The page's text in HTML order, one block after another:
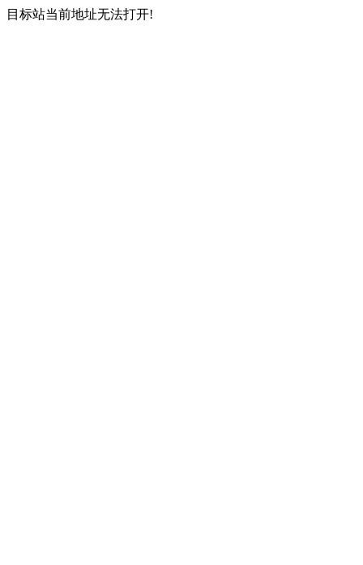
目标站当前地址无法打开!